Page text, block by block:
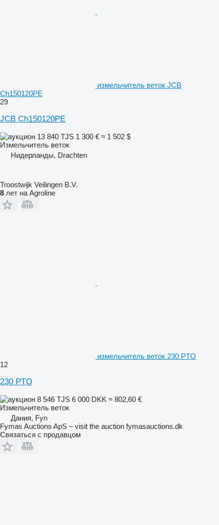
измельчитель веток JCB
Ch150120PE
29
JCB Ch150120PE
13 840 TJS 1 300 € ≈ 1 502 $
Измельчитель веток
Нидерланды, Drachten
Troostwijk Veilingen B.V.
8 лет на Agroline
измельчитель веток 230 PTO
12
230 PTO
8 546 TJS 6 000 DKK ≈ 802,60 €
Измельчитель веток
Дания, Fyn
Fymas Auctions ApS – visit the auction fymasauctions.dk
Связаться с продавцом